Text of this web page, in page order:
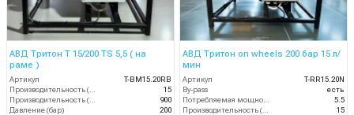
АВД Тритон Т 15/200 TS 5,5 ( на
раме )
Артикул
T-BM15.20RB
Производительность (л/мин)
15
Производительность (л/ч)
900
Давление (бар)
200
АВД Тритон on wheels 200 бар 15 л/
мин
Артикул
T-RR15.20N
By-pass
есть
Потребляемая мощность (кВт)
5.5
Производительность (л/мин)
15